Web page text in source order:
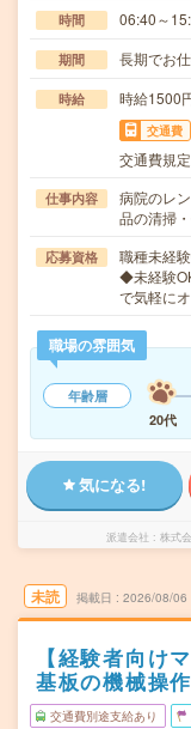
時間 06:40～
期間 長期でお
時給 時給1500
交通費
交通費規
仕事内容
病院のレ
品の清掃
応募資格
職種未経
◆未経験
で気軽に
職場の雰囲気
年齢層
20代
気になる!
派遣会社 株式
未読 掲載日 2026/08/06
【経験者向け
基板の機械操
交通費別途支給あり